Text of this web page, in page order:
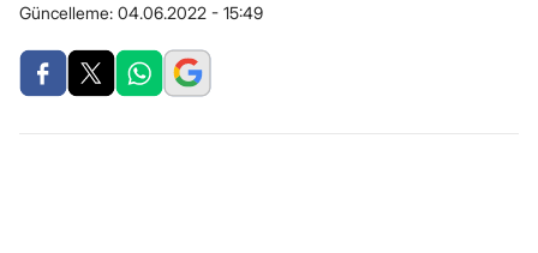
Güncelleme: 04.06.2022 - 15:49